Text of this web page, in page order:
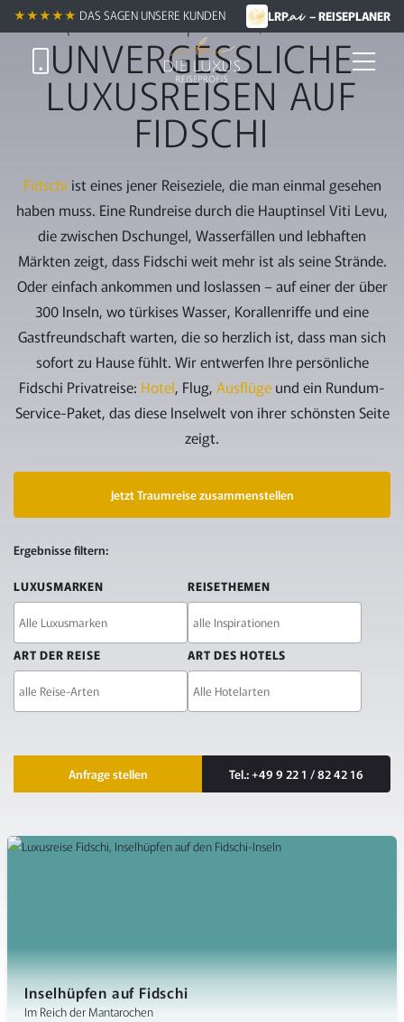
★★★★★ DAS SAGEN UNSERE KUNDEN LRP.ai – REISEPLANER
Zum
Hauptinhalt
springen
Ihre exklusive Fidschi Privatreise
UNVERGESSLICHE
LUXUSREISEN AUF
FIDSCHI
Fidschi ist eines jener Reiseziele, die man einmal gesehen
haben muss. Eine Rundreise durch die Hauptinsel Viti Levu,
die zwischen Dschungel, Wasserfällen und lebhaften
Märkten zeigt, dass Fidschi weit mehr ist als seine Strände.
Oder einfach ankommen und loslassen – auf einer der über
300 Inseln, wo türkises Wasser, Korallenriffe und eine
Gastfreundschaft warten, die so herzlich ist, dass man sich
sofort zu Hause fühlt. Wir entwerfen Ihre persönliche
Fidschi Privatreise: Hotel, Flug, Ausflüge und ein Rundum-
Service-Paket, das diese Inselwelt von ihrer schönsten Seite
zeigt.
Jetzt Traumreise zusammenstellen
FILTER
UND
KONTAKT
Ergebnisse filtern:
LUXUSMARKEN REISETHEMEN
ART DER REISE ART DES HOTELS
Anfrage stellen Tel.: +49 9 22 1 / 82 42 16
Inselhüpfen auf Fidschi
Im Reich der Mantarochen